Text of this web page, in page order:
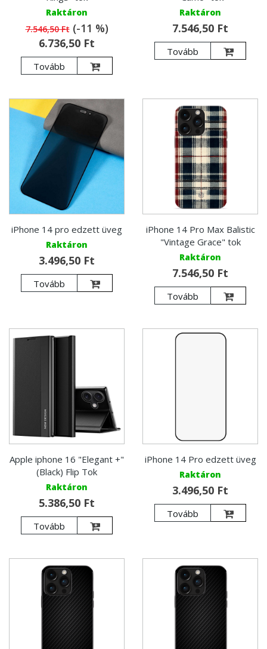
Raktáron
7.546,50 Ft(-11 %)
6.736,50 Ft
Tovább
Raktáron
7.546,50 Ft
Tovább
iPhone 14 pro edzett üveg
Raktáron
3.496,50 Ft
Tovább
iPhone 14 Pro Max Balistic
"Vintage Grace" tok
Raktáron
7.546,50 Ft
Tovább
Apple iphone 16 "Elegant +"
(Black) Flip Tok
Raktáron
5.386,50 Ft
Tovább
iPhone 14 Pro edzett üveg
Raktáron
3.496,50 Ft
Tovább